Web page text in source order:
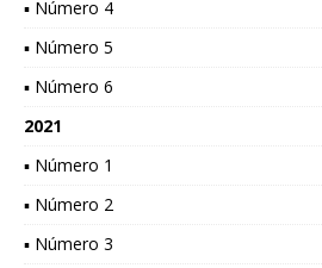
▪ Número 4
▪ Número 5
▪ Número 6
2021
▪ Número 1
▪ Número 2
▪ Número 3